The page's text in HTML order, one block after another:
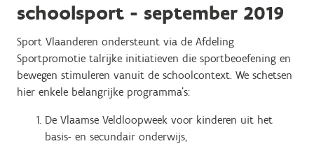
schoolsport - september 2019
Sport Vlaanderen ondersteunt via de Afdeling
Sportpromotie talrijke initiatieven die sportbeoefening en
bewegen stimuleren vanuit de schoolcontext. We schetsen
hier enkele belangrijke programma's:
De Vlaamse Veldloopweek voor kinderen uit het
basis- en secundair onderwijs,